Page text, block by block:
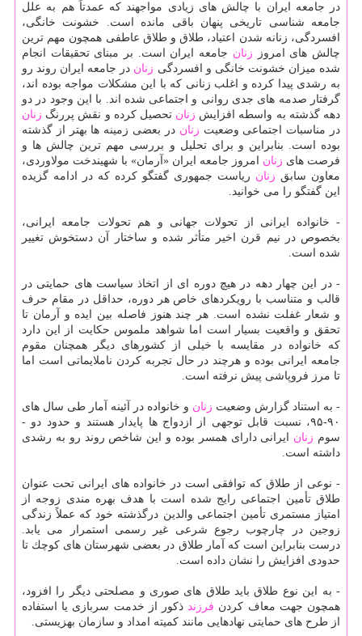
در جامعه ایران با چالش های زیادی مواجهند كه عمدتاً هم به علل
جامعه شناسی تاریخی پنهان باقی مانده است. خشونت خانگی،
افسردگی، زنانه شدن اعتیاد، طلاق و طلاق عاطفی همچون مهم ترین
چالش های امروز زنان جامعه ایران است. بر مبنای تحقیقات انجام
شده میزان خشونت خانگی و افسردگی زنان در جامعه ایران روند رو
به رشدی پیدا كرده و اغلب زنانی كه با این مشكلات مواجه بوده اند،
گرفتار صدمه های جدی روانی و اجتماعی شده اند. با این وجود در دو
دهه گذشته به واسطه افزایش زنان تحصیل كرده و نقش پررنگ زنان
در مناسبات اجتماعی وضعیت زنان در بعضی زمینه ها بهتر از گذشته
بوده است. بنابراین و برای تحلیل و بررسی مهم ترین چالش ها و
فرصت های زنان امروز جامعه ایران «آرمان» با شهیندخت مولاوردی،
معاون سابق زنان ریاست جمهوری گفتگو كرده كه در ادامه گزیده
این گفتگو را می خوانید.
- خانواده ایرانی از تحولات جهانی و هم تحولات جامعه ایرانی،
بخصوص در نیم قرن اخیر متأثر شده و ساختار آن دستخوش تغییر
شده است.
- در این چهار دهه در هیچ دوره ای از اتخاذ سیاست های حمایتی در
قالب و متناسب با رویكردهای خاص هر دوره، حداقل در مقام حرف
و شعار غفلت نشده است. هر چند هنوز فاصله بین ایده و آرمان تا
تحقق و واقعیت بسیار است اما شواهد ملموس حكایت از این دارد
كه خانواده در مقایسه با خیلی از كشورهای دیگر همچنان مقوم
جامعه ایرانی بوده و هرچند در حال تجربه كردن ناملایماتی است اما
تا مرز فروپاشی پیش نرفته است.
- به استناد گزارش وضعیت زنان و خانواده در آئینه آمار طی سال های
۹۰-۹۵، نسبت قابل توجهی از ازدواج ها پایدار هستند و حدود دو -
سوم زنان ایرانی دارای همسر بوده و این شاخص روند رو به رشدی
داشته است.
- نوعی از طلاق كه توافقی است در خانواده های ایرانی تحت عنوان
طلاق تأمین اجتماعی رایج شده است با هدف بهره مندی زوجه از
امتیاز مستمری تأمین اجتماعی والدین درگذشته خود كه عملاً زندگی
زوجین در چارچوب رجوع شرعی غیر رسمی استمرار می یابد.
درست بنابراین است كه آمار طلاق در بعضی شهرستان های كوچك تا
حدودی افزایش را نشان داده است.
- به این نوع طلاق باید طلاق های صوری و مصلحتی دیگر را افزود،
همچون جهت معاف كردن فرزندذكور از خدمت سربازی یا استفاده
از طرح های حمایتی نهادهایی مانند كمیته امداد و سازمان بهزیستی.